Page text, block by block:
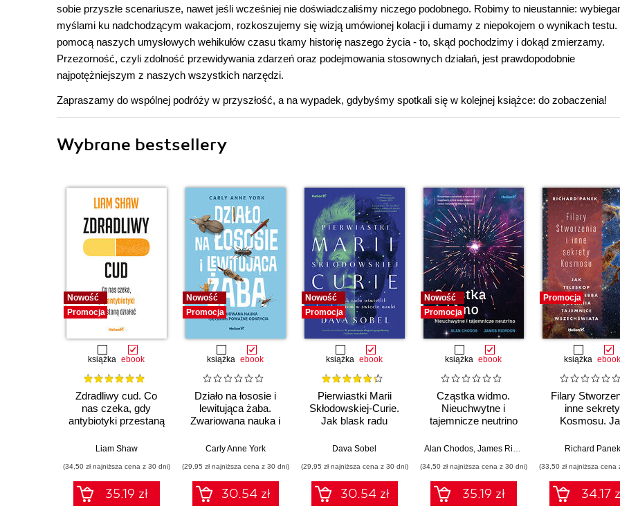
sobie przyszłe scenariusze, nawet jeśli wcześniej nie doświadczaliśmy niczego podobnego. Robimy to nieustannie:
myślami ku nadchodzącym wakacjom, rozkoszujemy się wizją umówionej kolacji i dumamy z niepokojem o wynikach testu.
pomocą naszych umysłowych wehikułów czasu tkamy historię naszego życia - to, skąd pochodzimy i dokąd zmierzamy.
Przezorność, czyli zdolność przewidywania zdarzeń oraz podejmowania stosownych działań, jest prawdopodobnie
najpotężniejszym z naszych wszystkich narzędzi.
Zapraszamy do wspólnej podróży w przyszłość, a na wypadek, gdybyśmy spotkali się w kolejnej książce: do zobaczenia!
Wybrane bestsellery
Nowość
Promocja
książka ebook
Zdradliwy cud. Co
nas czeka, gdy
antybiotyki przestaną
Liam Shaw
(34,50 zł najniższa cena z 30 dni)
35.19 zł
Nowość
Promocja
książka ebook
Działo na łososie i
lewitująca żaba.
Zwariowana nauka i
odkrycia
Carly Anne York
(29,95 zł najniższa cena z 30 dni)
30.54 zł
Nowość
Promocja
książka ebook
Pierwiastki Marii
Skłodowskiej-Curie.
Jak blask radu
kobietom w świecie
Dava Sobel
(29,95 zł najniższa cena z 30 dni)
30.54 zł
Nowość
Promocja
książka ebook
Cząstka widmo.
Nieuchwytne i
tajemnicze neutrino
Alan Chodos, James Riordon
(34,50 zł najniższa cena z 30 dni)
35.19 zł
Promocja
książka ebook
Filary
inne sekrety
Kosmosu.
Webba
Richard Panek
(33,50 zł najniższa cena
34.17